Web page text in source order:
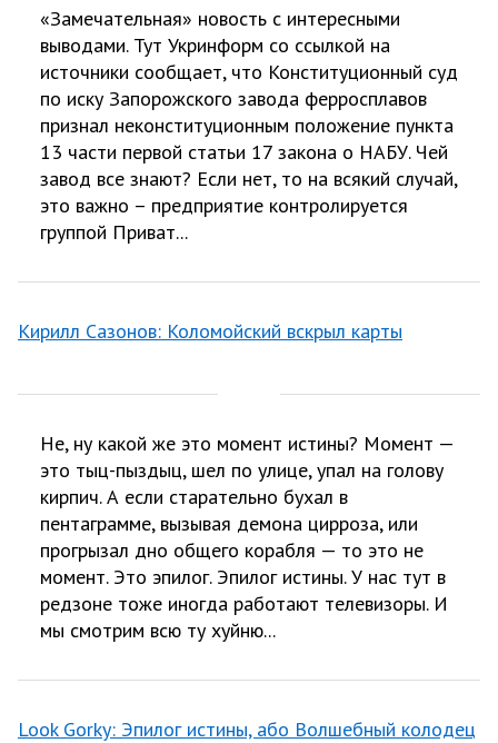
«Замечательная» новость с интересными
выводами. Тут Укринформ со ссылкой на
источники сообщает, что Конституционный суд
по иску Запорожского завода ферросплавов
признал неконституционным положение пункта
13 части первой статьи 17 закона о НАБУ. Чей
завод все знают? Если нет, то на всякий случай,
это важно – предприятие контролируется
группой Приват...
Кирилл Сазонов: Коломойский вскрыл карты
Не, ну какой же это момент истины? Момент —
это тыц-пыздыц, шел по улице, упал на голову
кирпич. А если старательно бухал в
пентаграмме, вызывая демона цирроза, или
прогрызал дно общего корабля — то это не
момент. Это эпилог. Эпилог истины. У нас тут в
редзоне тоже иногда работают телевизоры. И
мы смотрим всю ту хуйню...
Look Gorky: Эпилог истины, або Волшебный колодец